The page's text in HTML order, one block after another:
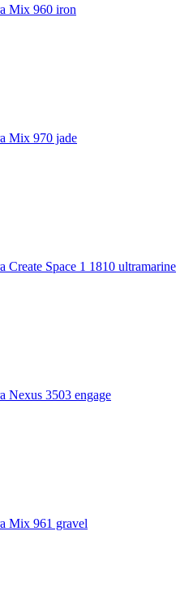
Mix 960 iron
Mix 970 jade
Create Space 1 1810 ultramarine
Nexus 3503 engage
Mix 961 gravel